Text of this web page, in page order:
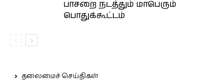
பாசறை நடத்தும் மாபெரும்
பொதுக்கூட்டம்
தலைமைச் செய்திகள்